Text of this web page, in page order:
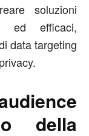
soluzioni
ed efficaci,
data targeting
della